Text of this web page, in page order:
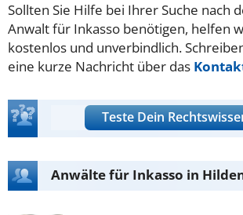
Sollten Sie Hilfe bei Ihrer Suche nach
Anwalt für Inkasso benötigen, helfen
kostenlos und unverbindlich.
eine kurze Nachricht über das
Teste Dein
Anwälte für Inkasso in